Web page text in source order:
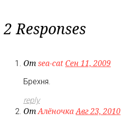
2 Responses
Отsea-cat Сен 11, 2009
Брехня.
reply
ОтАлёночкаАвг 23, 2010